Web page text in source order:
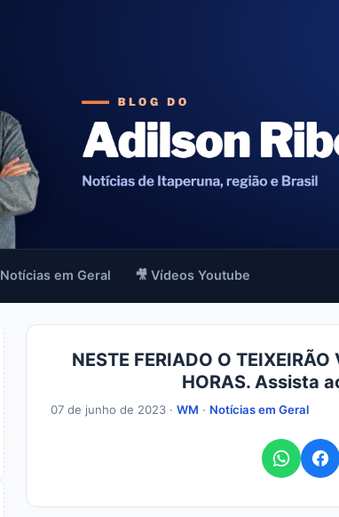
Notícias em Geral 🎥 Vídeos Youtube
NESTE FERIADO O
HORAS. Assista
07 de junho de 2023 ·WM · Notícias em Geral